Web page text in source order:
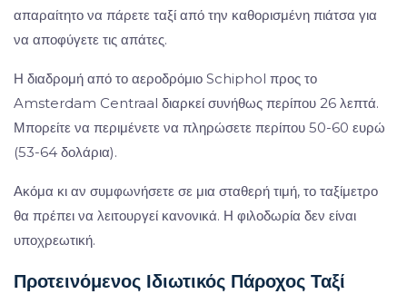
απαραίτητο να πάρετε ταξί από την καθορισμένη πιάτσα για
να αποφύγετε τις απάτες.
Η διαδρομή από το αεροδρόμιο Schiphol προς το
Amsterdam Centraal διαρκεί συνήθως περίπου 26 λεπτά.
Μπορείτε να περιμένετε να πληρώσετε περίπου 50-60 ευρώ
(53-64 δολάρια).
Ακόμα κι αν συμφωνήσετε σε μια σταθερή τιμή, το ταξίμετρο
θα πρέπει να λειτουργεί κανονικά. Η φιλοδωρία δεν είναι
υποχρεωτική.
Προτεινόμενος Ιδιωτικός Πάροχος Ταξί